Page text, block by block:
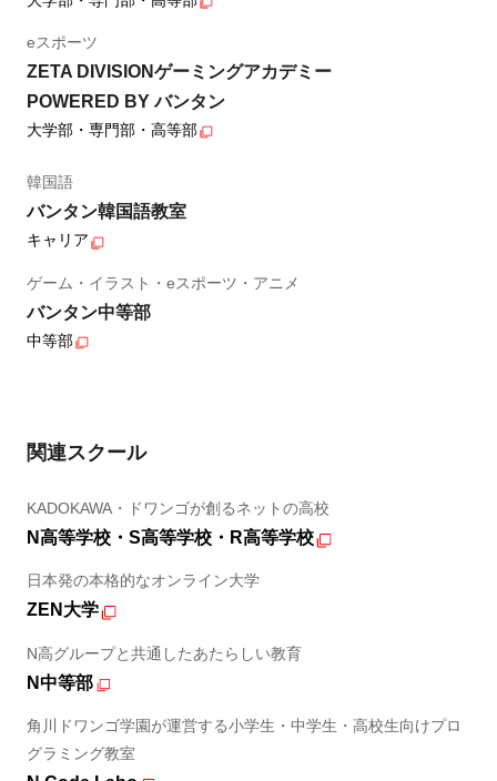
eスポーツ
ZETA DIVISIONゲーミングアカデミー
POWERED BY バンタン
大学部・専門部・高等部
韓国語
バンタン韓国語教室
キャリア
ゲーム・イラスト・eスポーツ・アニメ
バンタン中等部
中等部
関連スクール
KADOKAWA・ドワンゴが創るネットの高校
N高等学校・S高等学校・R高等学校
日本発の本格的なオンライン大学
ZEN大学
N高グループと共通したあたらしい教育
N中等部
角川ドワンゴ学園が運営する小学生・中学生・高校生向けプロ
グラミング教室